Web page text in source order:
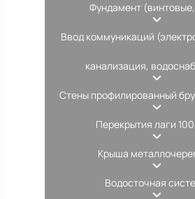
Фундамент
Ввод коммуникаций
канализация,
Стены профилированный
Перекрытия лаги
Крыша
Водосточная